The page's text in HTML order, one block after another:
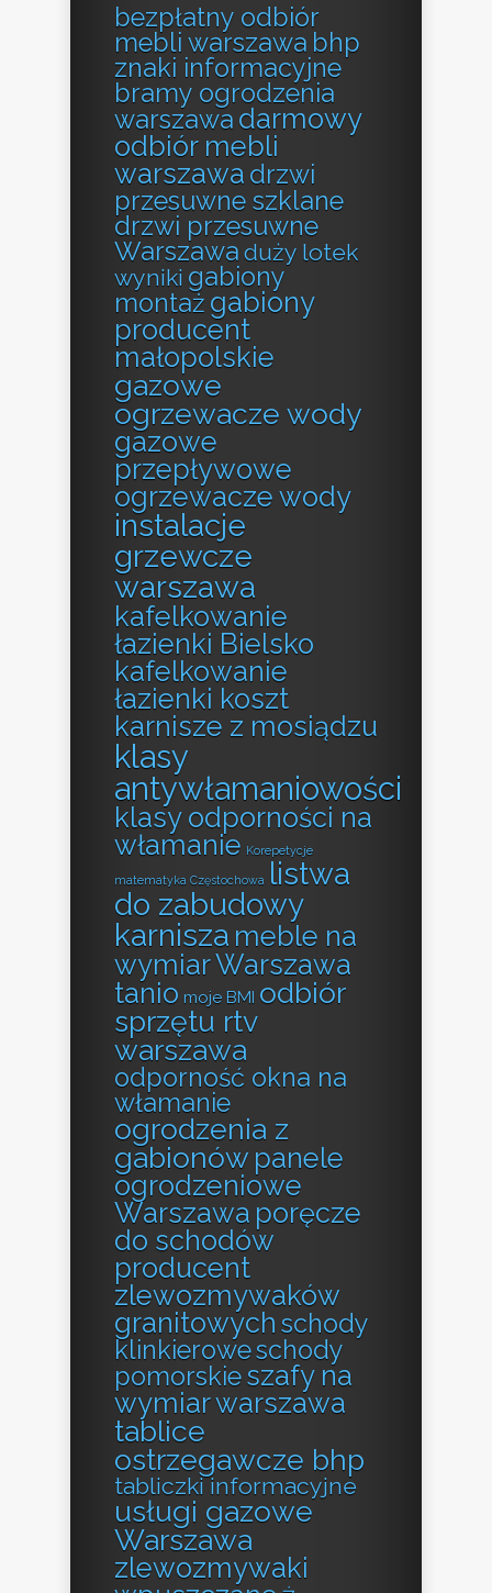
bezpłatny odbiór
mebli warszawa bhp
znaki informacyjne
bramy ogrodzenia
warszawa darmowy
odbiór mebli
warszawa drzwi
przesuwne szklane
drzwi przesuwne
Warszawa duży lotek
wyniki gabiony
montaż gabiony
producent
małopolskie
gazowe
ogrzewacze wody
gazowe
przepływowe
ogrzewacze wody
instalacje
grzewcze
warszawa
kafelkowanie
łazienki Bielsko
kafelkowanie
łazienki koszt
karnisze z mosiądzu
klasy
antywłamaniowości
klasy odporności na
włamanie Korepetycje
matematyka Częstochowa listwa
do zabudowy
karnisza meble na
wymiar Warszawa
tanio moje BMI odbiór
sprzętu rtv
warszawa
odporność okna na
włamanie
ogrodzenia z
gabionów panele
ogrodzeniowe
Warszawa poręcze
do schodów
producent
zlewozmywaków
granitowych schody
klinkieroweschody
pomorskieszafy na
wymiar warszawa
tablice
ostrzegawcze bhp
tabliczki informacyjne
usługi gazowe
Warszawa
zlewozmywaki